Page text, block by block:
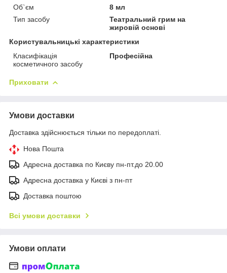
Об`єм
8 мл
Тип засобу
Театральний грим на
жировій основі
Користувальницькі характеристики
Класифікація
косметичного засобу
Професійна
Приховати
Умови доставки
Доставка здійснюється тільки по передоплаті.
Нова Пошта
Адресна доставка по Києву пн-пт.до 20.00
Адресна доставка у Києві з пн-пт
Доставка поштою
Всі умови доставки
Умови оплати